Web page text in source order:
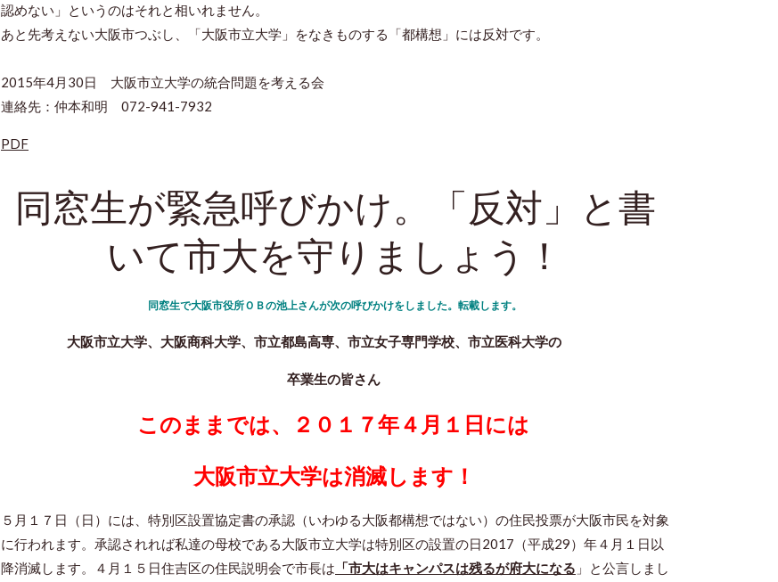
認めない」というのはそれと相いれません。
あと先考えない大阪市つぶし、「大阪市立大学」をなきものする「都構想」には反対です。
2015年4月30日 大阪市立大学の統合問題を考える会
連絡先：仲本和明 072-941-7932
PDF
同窓生が緊急呼びかけ。「反対」と書
いて市大を守りましょう！
同窓生で大阪市役所ＯＢの池上さんが次の呼びかけをしました。転載します。
大阪市立大学、大阪商科大学、市立都島高専、市立女子専門学校、市立医科大学の
卒業生の皆さん
このままでは、２０１７年４月１日には
大阪市立大学は消滅します！
５月１７日（日）には、特別区設置協定書の承認（いわゆる大阪都構想ではない）の住民投票が大阪市民を対象
に行われます。承認されれば私達の母校である大阪市立大学は特別区の設置の日2017（平成29）年４月１日以
降消滅します。４月１５日住吉区の住民説明会で市長は 「市大はキャンパスは残るが府大になる 」と公言しまし